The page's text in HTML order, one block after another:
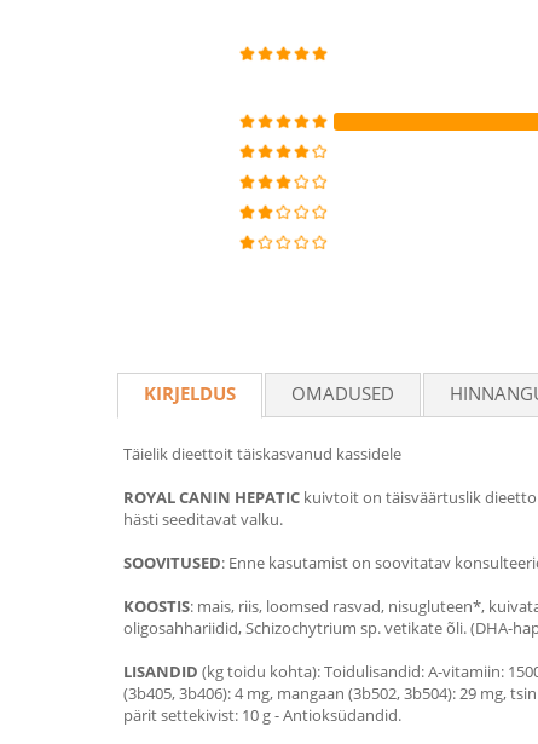
KIRJELDUS OMADUSED
Täielik dieettoit täiskasvanud kassidele
ROYAL CANIN HEPATIC kuivtoit on täisväärtuslik
hästi seeditavat valku.
SOOVITUSED: Enne kasutamist on soovitatav
KOOSTIS: mais, riis, loomsed rasvad, nisugluteen*,
oligosahhariidid, Schizochytrium sp. vetikate õli. (DHA-
LISANDID (kg toidu kohta): Toidulisandid: A-vitamiin:
(3b405, 3b406): 4 mg, mangaan (3b502, 3b504): 29 mg,
pärit settekivist: 10 g - Antioksüdandid.